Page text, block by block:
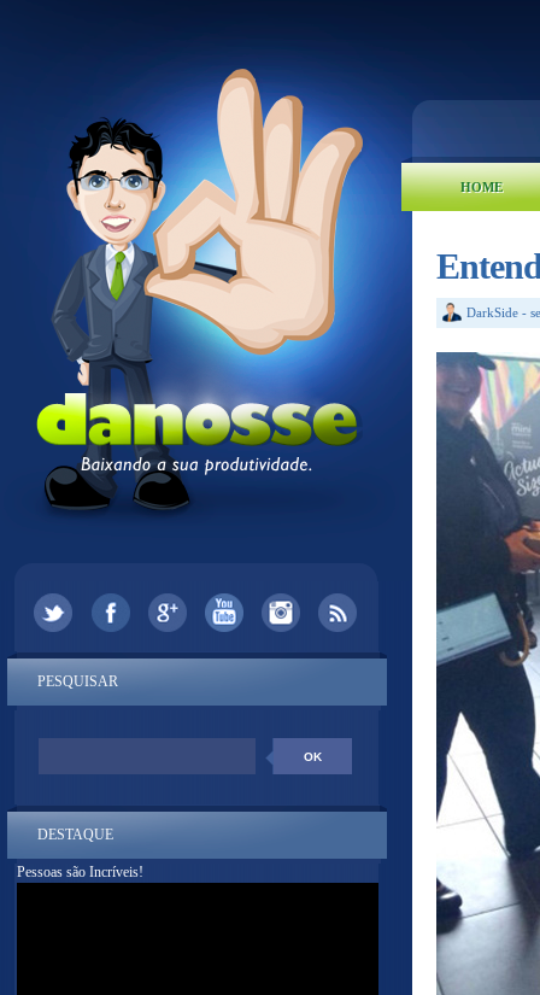
HOME
DarkSide -
PESQUISAR
DESTAQUE
Pessoas são Incríveis!